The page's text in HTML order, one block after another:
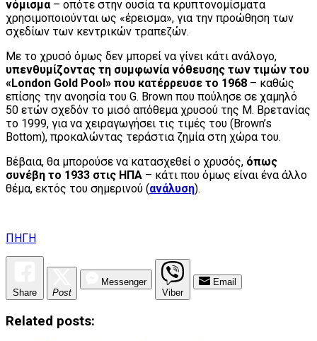
νόμισμα– οπότε στην ουσία τα κρυπτονομίσματα
χρησιμοποιούνται ως «έρεισμα», για την προώθηση των
σχεδίων των κεντρικών τραπεζών.
Με το χρυσό όμως δεν μπορεί να γίνει κάτι ανάλογο,
υπενθυμίζοντας τη συμφωνία νόθευσης των τιμών του
«London Gold Pool» που κατέρρευσε το 1968 – καθώς
επίσης την ανοησία του G. Brown που πούλησε σε χαμηλό
50 ετών σχεδόν το μισό απόθεμα χρυσού της Μ. Βρετανίας
το 1999, για να χειραγωγήσει τις τιμές του (Brown’s
Bottom), προκαλώντας τεράστια ζημία στη χώρα του.
Βέβαια, θα μπορούσε να κατασχεθεί ο χρυσός, όπως
συνέβη το 1933 στις ΗΠΑ – κάτι που όμως είναι ένα άλλο
θέμα, εκτός του σημερινού (ανάλυση).
ΠΗΓΗ
Share Post
Messenger
Viber
Email
Related posts: